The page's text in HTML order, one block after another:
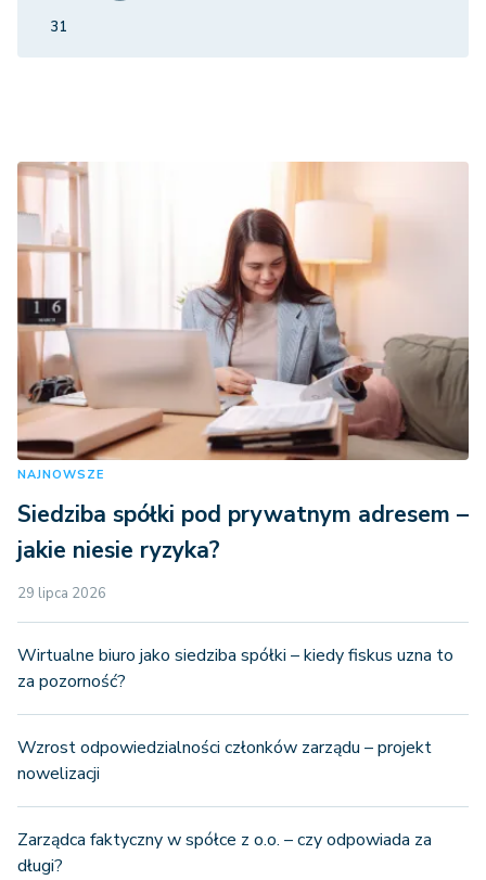
31
NAJNOWSZE
Siedziba spółki pod prywatnym adresem –
jakie niesie ryzyka?
29 lipca 2026
Wirtualne biuro jako siedziba spółki – kiedy fiskus uzna to
za pozorność?
Wzrost odpowiedzialności członków zarządu – projekt
nowelizacji
Zarządca faktyczny w spółce z o.o. – czy odpowiada za
długi?